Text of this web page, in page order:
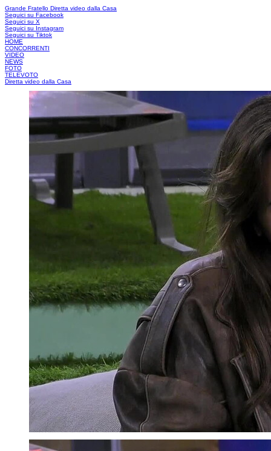
Grande Fratello Diretta video dalla Casa
Seguici su Facebook
Seguici su X
Seguici su Instagram
Seguici su Tiktok
HOME
CONCORRENTI
VIDEO
NEWS
FOTO
TELEVOTO
Diretta video dalla Casa